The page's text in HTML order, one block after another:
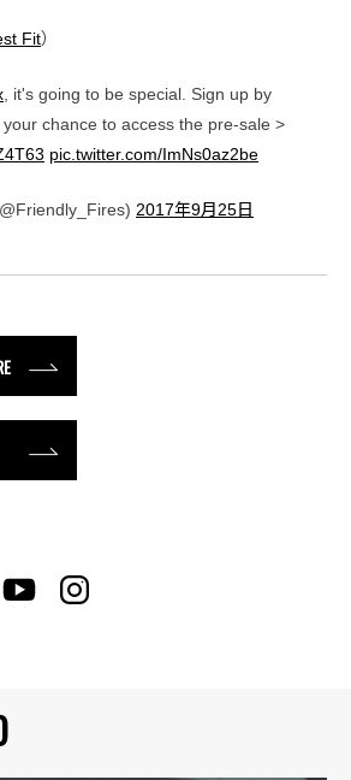
Fit）
, it's going to be special. Sign up by
chance to access the pre-sale >
pic.twitter.com/ImNs0az2be
2017年9月25日